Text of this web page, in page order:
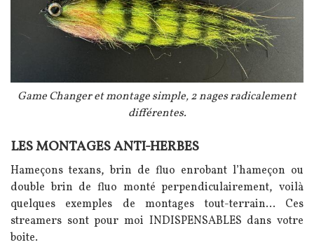
Légende
Game Changer et montage simple, 2 nages radicalement
différentes.
Texte
LES MONTAGES ANTI-HERBES
Hameçons texans, brin de fluo enrobant l’hameçon ou
double brin de fluo monté perpendiculairement, voilà
quelques exemples de montages tout-terrain... Ces
streamers sont pour moi INDISPENSABLES dans votre
boite.